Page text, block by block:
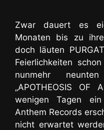
Zwar dauert es
Monaten bis zu
doch läuten
Feierlichkeiten
nunmehr
„APOTHEOSIS
wenigen Tagen
Anthem Records
nicht erwartet